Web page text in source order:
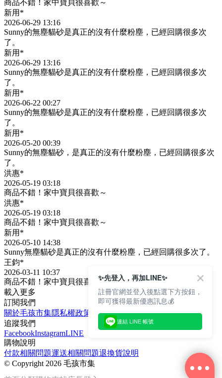
商品不錯！家中寶貝很喜歡～
新用*
2026-06-29 13:16
Sunny的無塵貓砂是真正的沒有什麼粉塵，已經回購很多次
了。
新用*
2026-06-29 13:16
Sunny的無塵貓砂是真正的沒有什麼粉塵，已經回購很多次
了。
新用*
2026-06-22 00:27
Sunny的無塵貓砂是真正的沒有什麼粉塵，已經回購很多次
了。
新用*
2026-05-20 00:39
Sunny的無塵貓砂，是真正的沒有什麼粉塵，已經回購很多次
了。
洪惠*
2026-05-19 03:18
商品不錯！家中寶貝很喜歡～
洪惠*
2026-05-19 03:18
商品不錯！家中寶貝很喜歡～
新用*
2026-05-10 14:38
Sunny無塵貓砂是真正的沒有什麼粉塵，已經回購很多次了。
王鈞*
2026-03-11 10:37
商品不錯！家中寶貝很喜歡～
載入更多
訂閱我們
關於毛孩市集隱私權政策
文章
追蹤我們
FacebookInstagramLINE
購物說明
付款相關問題運送相關問題退換貨說明
© Copyright 2026 毛孩市集
✨先登入，再加LINE✨
註冊官網並登入後點選下方按鈕，
即可獲得最新優惠訊息💰
連結 LINE 帳號